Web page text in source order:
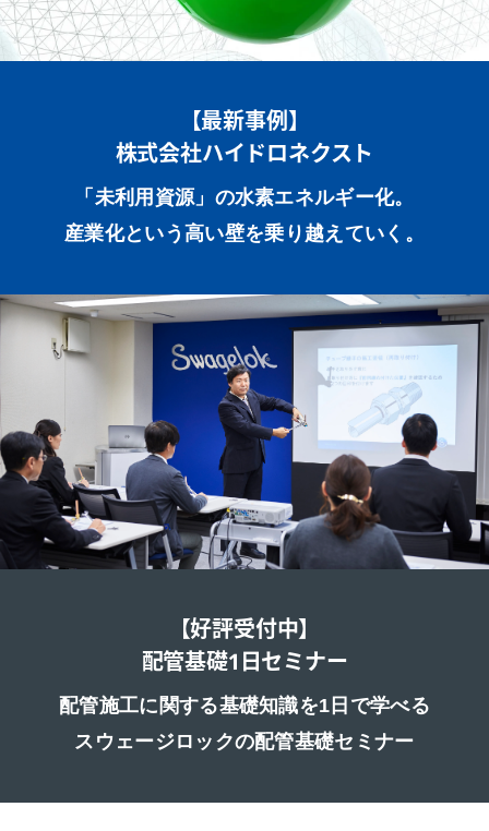
【最新事例】
株式会社ハイドロネクスト
「未利用資源」の水素エネルギー化。
産業化という高い壁を乗り越えていく。
【好評受付中】
配管基礎1日セミナー
配管施工に関する基礎知識を1日で学べる
スウェージロックの配管基礎セミナー